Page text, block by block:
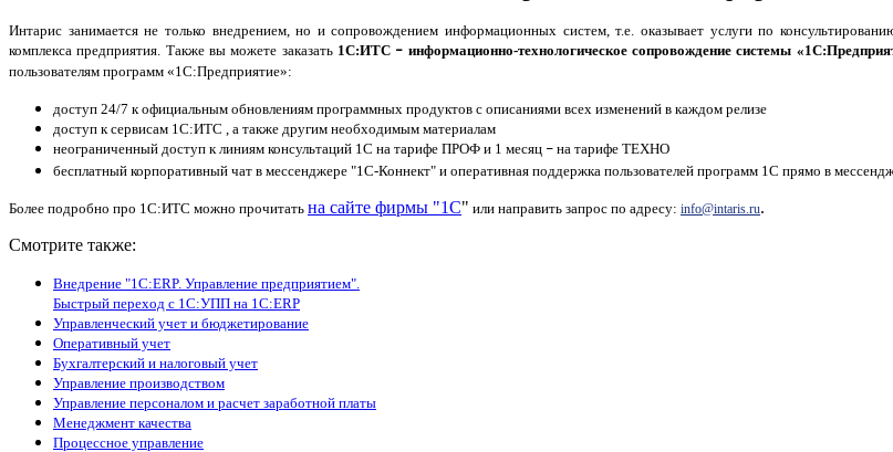
Интарис занимается не только внедрением, но и сопровождением информационных систем, т.е. оказывает услуги по
комплекса предприятия. Также вы можете заказать 1С:ИТС – информационно-технологическое сопровождение системы
пользователям программ «1С:Предприятие»:
доступ 24/7 к официальным обновлениям программных продуктов с описаниями всех изменений в каждом релизе
доступ к сервисам 1С:ИТС , а также другим необходимым материалам
неограниченный доступ к линиям консультаций 1С на тарифе ПРОФ и 1 месяц – на тарифе ТЕХНО
бесплатный корпоративный чат в мессенджере "1С-Коннект" и оперативная поддержка пользователей программ 1С прямо в
Более подробно про 1С:ИТС можно прочитать на сайте фирмы "1С" или направить запрос по адресу: info@intaris.ru.
Смотрите также:
Внедрение "1С:ERP. Управление предприятием".
Быстрый переход с 1С:УПП на 1С:ERP
Управленческий учет и бюджетирование
Оперативный учет
Бухгалтерский и налоговый учет
Управление производством
Управление персоналом и расчет заработной платы
Менеджмент качества
Процессное управление